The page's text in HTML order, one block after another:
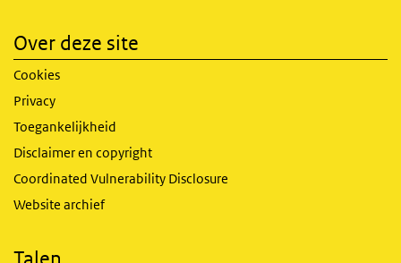
Over deze site
Cookies
Privacy
Toegankelijkheid
Disclaimer en copyright
Coordinated Vulnerability Disclosure
Website archief
Talen